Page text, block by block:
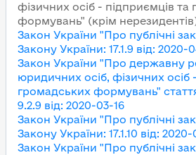
фізичних осіб - підприємців та
формувань" (крім
Закон України "Про публічні
Закону України: 17.1.9 від: 2020-
Закон України "Про державну
юридичних осіб, фізичних осіб
громадських формувань"
9.2.9 від: 2020-03-16
Закон України "Про публічні
Закону України: 17.1.10 від: 2020-
Закон України "Про публічні